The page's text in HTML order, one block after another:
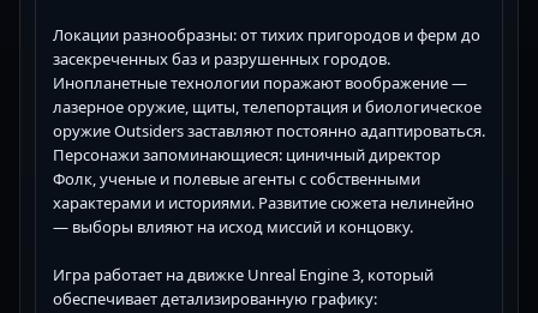
Локации разнообразны: от тихих пригородов и ферм до
засекреченных баз и разрушенных городов.
Инопланетные технологии поражают воображение —
лазерное оружие, щиты, телепортация и биологическое
оружие Outsiders заставляют постоянно адаптироваться.
Персонажи запоминающиеся: циничный директор
Фолк, ученые и полевые агенты с собственными
характерами и историями. Развитие сюжета нелинейно
— выборы влияют на исход миссий и концовку.
Игра работает на движке Unreal Engine 3, который
обеспечивает детализированную графику: